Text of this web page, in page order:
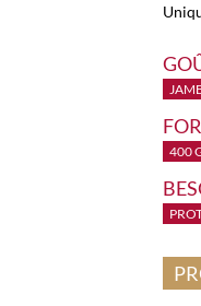
400